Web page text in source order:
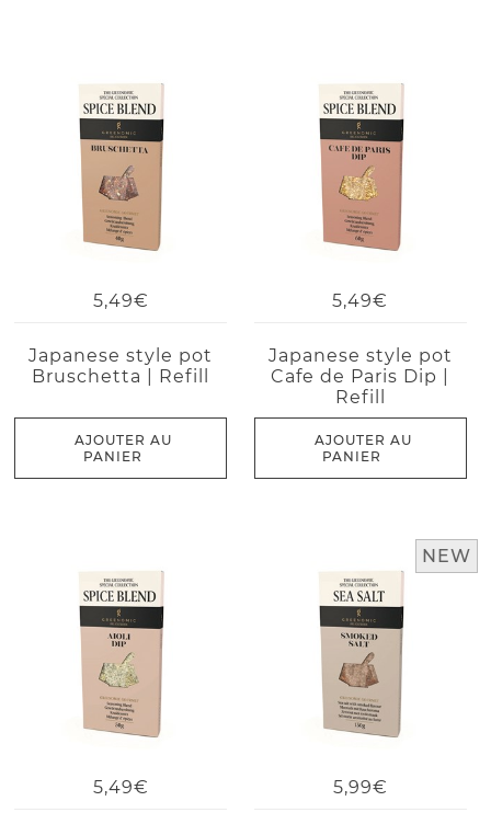
5,49€
Japanese style pot
Bruschetta | Refill
AJOUTER AU
PANIER
5,49€
Japanese style pot
Cafe de Paris Dip |
Refill
AJOUTER AU
PANIER
5,49€
NEW
5,99€